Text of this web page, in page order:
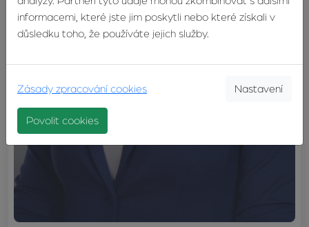
informacemi, které jste jim poskytli nebo které získali v
důsledku toho, že používáte jejich služby.
Zásady zpracování cookies Nastavení
Povolit cookies